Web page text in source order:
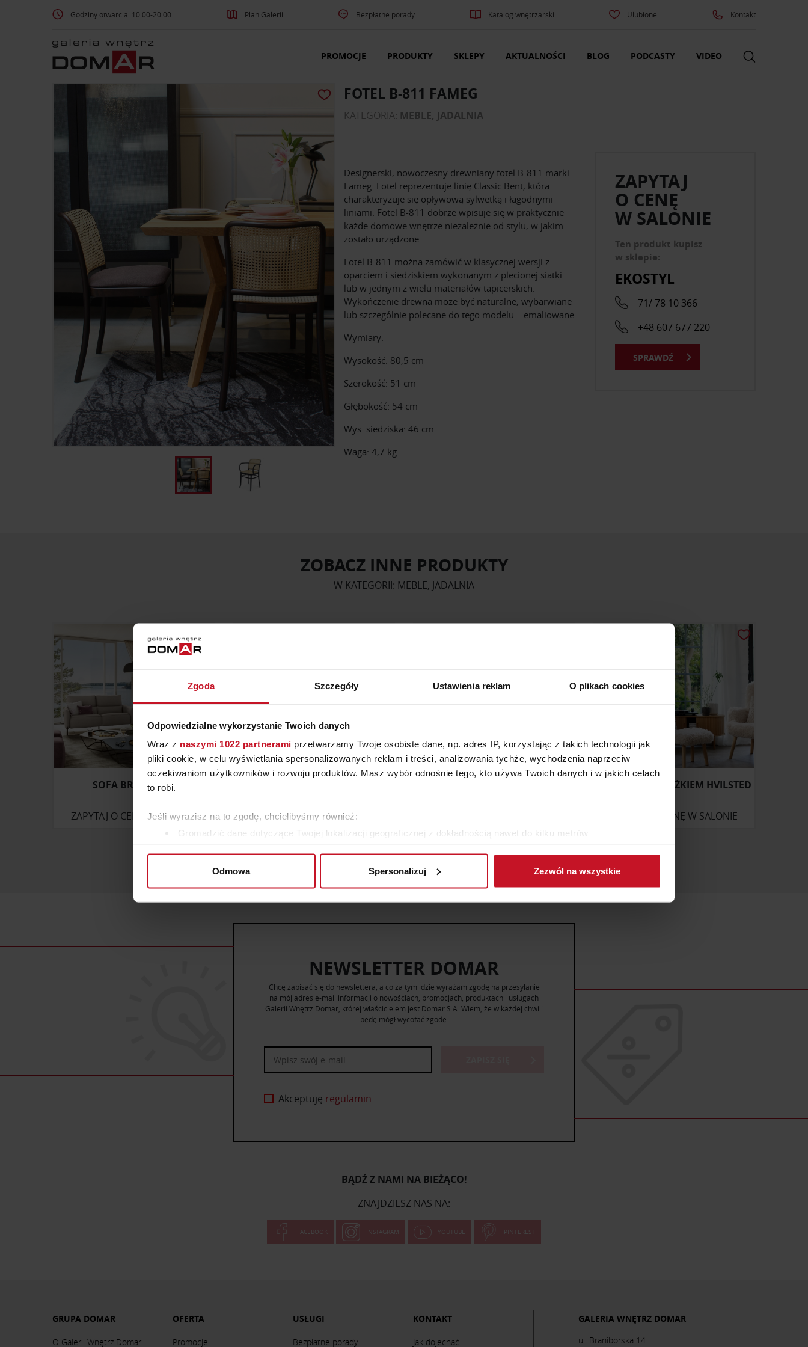
Zgoda Szczegóły Ustawienia reklam O plikach cookies
Odpowiedzialne wykorzystanie Twoich danych
Wraz z naszymi 1022 partnerami przetwarzamy Twoje osobiste dane, np. adres IP, korzystając z takich technologii jak
pliki cookie, w celu wyświetlania spersonalizowanych reklam i treści, analizowania tychże, wychodzenia naprzeciw
oczekiwaniom użytkowników i rozwoju produktów. Masz wybór odnośnie tego, kto używa Twoich danych i w jakich celach
to robi.
Jeśli wyrazisz na to zgodę, chcielibyśmy również:
Gromadzić dane dotyczące Twojej lokalizacji geograficznej z dokładnością nawet do kilku metrów
Dowiedz się więcej odnośnie tego, jak Twoje osobiste dane są przetwarzane oraz ustaw własne preferencje w
Wykorzystujemy pliki cookie do spersonalizowania treści i reklam, aby oferować funkcje społecznościowe i analizować
reklamowym i analitycznym. Partnerzy mogą połączyć te informacje z innymi danymi otrzymanymi od Ciebie lub
uzyskanymi podczas korzystania z ich usług.
Odmowa Spersonalizuj Zezwól na wszystkie
Godziny otwarcia: 10:00-20:00 Plan Galerii Bezpłatne porady Katalog wnętrzarski Ulubione Kontakt
PROMOCJE PRODUKTY SKLEPY AKTUALNOŚCI BLOG PODCASTY VIDEO
FOTEL B-811 FAMEG
KATEGORIA: MEBLE, JADALNIA
Designerski, nowoczesny drewniany fotel B-811 marki
Fameg. Fotel reprezentuje linię Classic Bent, która
charakteryzuje się opływową sylwetką i łagodnymi
liniami. Fotel B-811 dobrze wpisuje się w praktycznie
każde domowe wnętrze niezależnie od stylu, w jakim
zostało urządzone.
Fotel B-811 można zamówić w klasycznej wersji z
oparciem i siedziskiem wykonanym z plecionej siatki
lub w jednym z wielu materiałów tapicerskich.
Wykończenie drewna może być naturalne, wybarwiane
lub szczególnie polecane do tego modelu – emaliowane.
Wymiary:
Wysokość: 80,5 cm
Szerokość: 51 cm
Głębokość: 54 cm
Wys. siedziska: 46 cm
Waga: 4,7 kg
ZAPYTAJ
O CENĘ
W SALONIE
Ten produkt kupisz
w sklepie:
EKOSTYL
71/ 78 10 366
+48 607 677 220
SPRAWDŹ
ZOBACZ INNE PRODUKTY
W KATEGORII: MEBLE, JADALNIA
SOFA BRUXELLES
ZAPYTAJ O CENĘ W SALONIE ZAPYTAJ O CENĘ W SALONIE
FOTEL Z PODNÓŻKIEM HVILSTED
ZAPYTAJ O CENĘ W SALONIE
NEWSLETTER DOMAR
Chcę zapisać się do newslettera, a co za tym idzie wyrażam zgodę na przesyłanie
na mój adres e-mail informacji o nowościach, promocjach, produktach i usługach
Galerii Wnętrz Domar, której właścicielem jest Domar S.A. Wiem, że w każdej chwili
będę mógł wycofać zgodę.
Akceptuję regulamin
BĄDŹ Z NAMI NA BIEŻĄCO!
ZNAJDZIESZ NAS NA:
FACEBOOK INSTAGRAM YOUTUBE PINTEREST
GRUPA DOMAR
O Galerii Wnętrz Domar
OFERTA
Promocje
USŁUGI
Bezpłatne porady
KONTAKT
Jak dojechać
GALERIA WNĘTRZ DOMAR
ul. Braniborska 14